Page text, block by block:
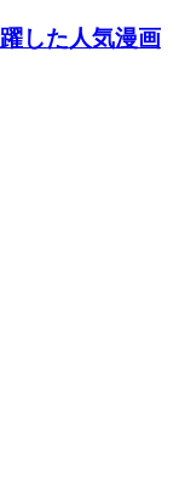
した人気漫画